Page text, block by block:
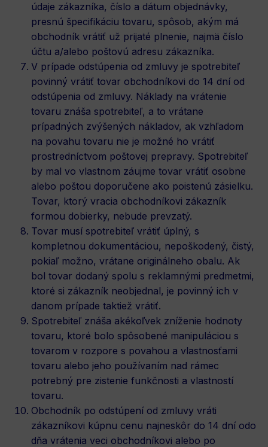
údaje zákazníka, číslo a dátum objednávky,
presnú špecifikáciu tovaru, spôsob, akým má
obchodník vrátiť už prijaté plnenie, najmä číslo
účtu a/alebo poštovú adresu zákazníka.
V prípade odstúpenia od zmluvy je spotrebiteľ
povinný vrátiť tovar obchodníkovi do 14 dní od
odstúpenia od zmluvy. Náklady na vrátenie
tovaru znáša spotrebiteľ, a to vrátane
prípadných zvýšených nákladov, ak vzhľadom
na povahu tovaru nie je možné ho vrátiť
prostredníctvom poštovej prepravy. Spotrebiteľ
by mal vo vlastnom záujme tovar vrátiť osobne
alebo poštou doporučene ako poistenú zásielku.
Tovar, ktorý vracia obchodníkovi zákazník
formou dobierky, nebude prevzatý.
Tovar musí spotrebiteľ vrátiť úplný, s
kompletnou dokumentáciou, nepoškodený, čistý,
pokiaľ možno, vrátane originálneho obalu. Ak
bol tovar dodaný spolu s reklamnými predmetmi,
ktoré si zákazník neobjednal, je povinný ich v
danom prípade taktiež vrátiť.
Spotrebiteľ znáša akékoľvek zníženie hodnoty
tovaru, ktoré bolo spôsobené manipuláciou s
tovarom v rozpore s povahou a vlastnosťami
tovaru alebo jeho používaním nad rámec
potrebný pre zistenie funkčnosti a vlastností
tovaru.
Obchodník po odstúpení od zmluvy vráti
zákazníkovi kúpnu cenu najneskôr do 14 dní odo
dňa vrátenia veci obchodníkovi alebo po